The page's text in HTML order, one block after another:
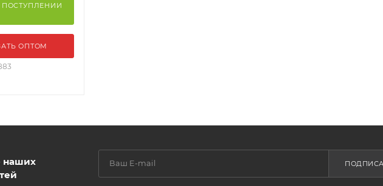
ПОСТУПЛЕНИИ
ОПТОМ
наших